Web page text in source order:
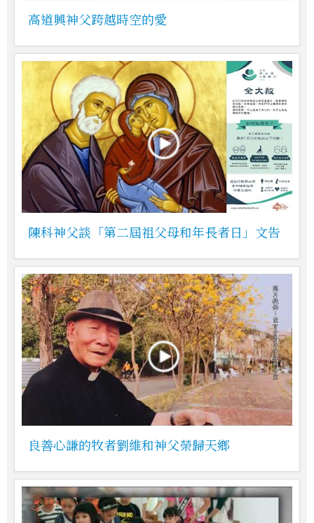
高道興神父跨越時空的愛
陳科神父談「第二屆祖父母和年長者日」文告
良善心謙的牧者劉維和神父榮歸天鄉